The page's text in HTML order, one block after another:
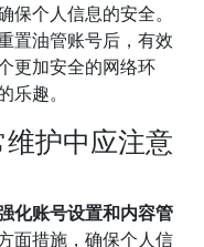
个人信息的安全。
置油管账号后，有效
更加安全的网络环
趣。
护中应注意
化账号设置和内容管
面措施，确保个人信